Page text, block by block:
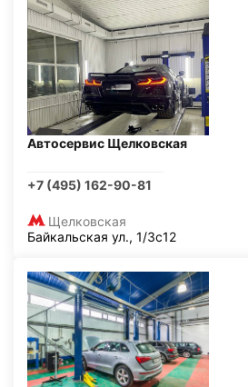
Автосервис Щелковская
+7 (495) 162-90-81
Щелковская
Байкальская ул., 1/3с12